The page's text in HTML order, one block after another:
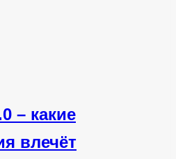
– какие
влечёт